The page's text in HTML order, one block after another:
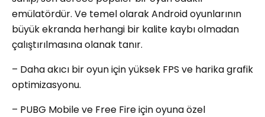
emülatördür. Ve temel olarak Android oyunlarının
büyük ekranda herhangi bir kalite kaybı olmadan
çalıştırılmasına olanak tanır.
– Daha akıcı bir oyun için yüksek FPS ve harika grafik
optimizasyonu.
– PUBG Mobile ve Free Fire için oyuna özel